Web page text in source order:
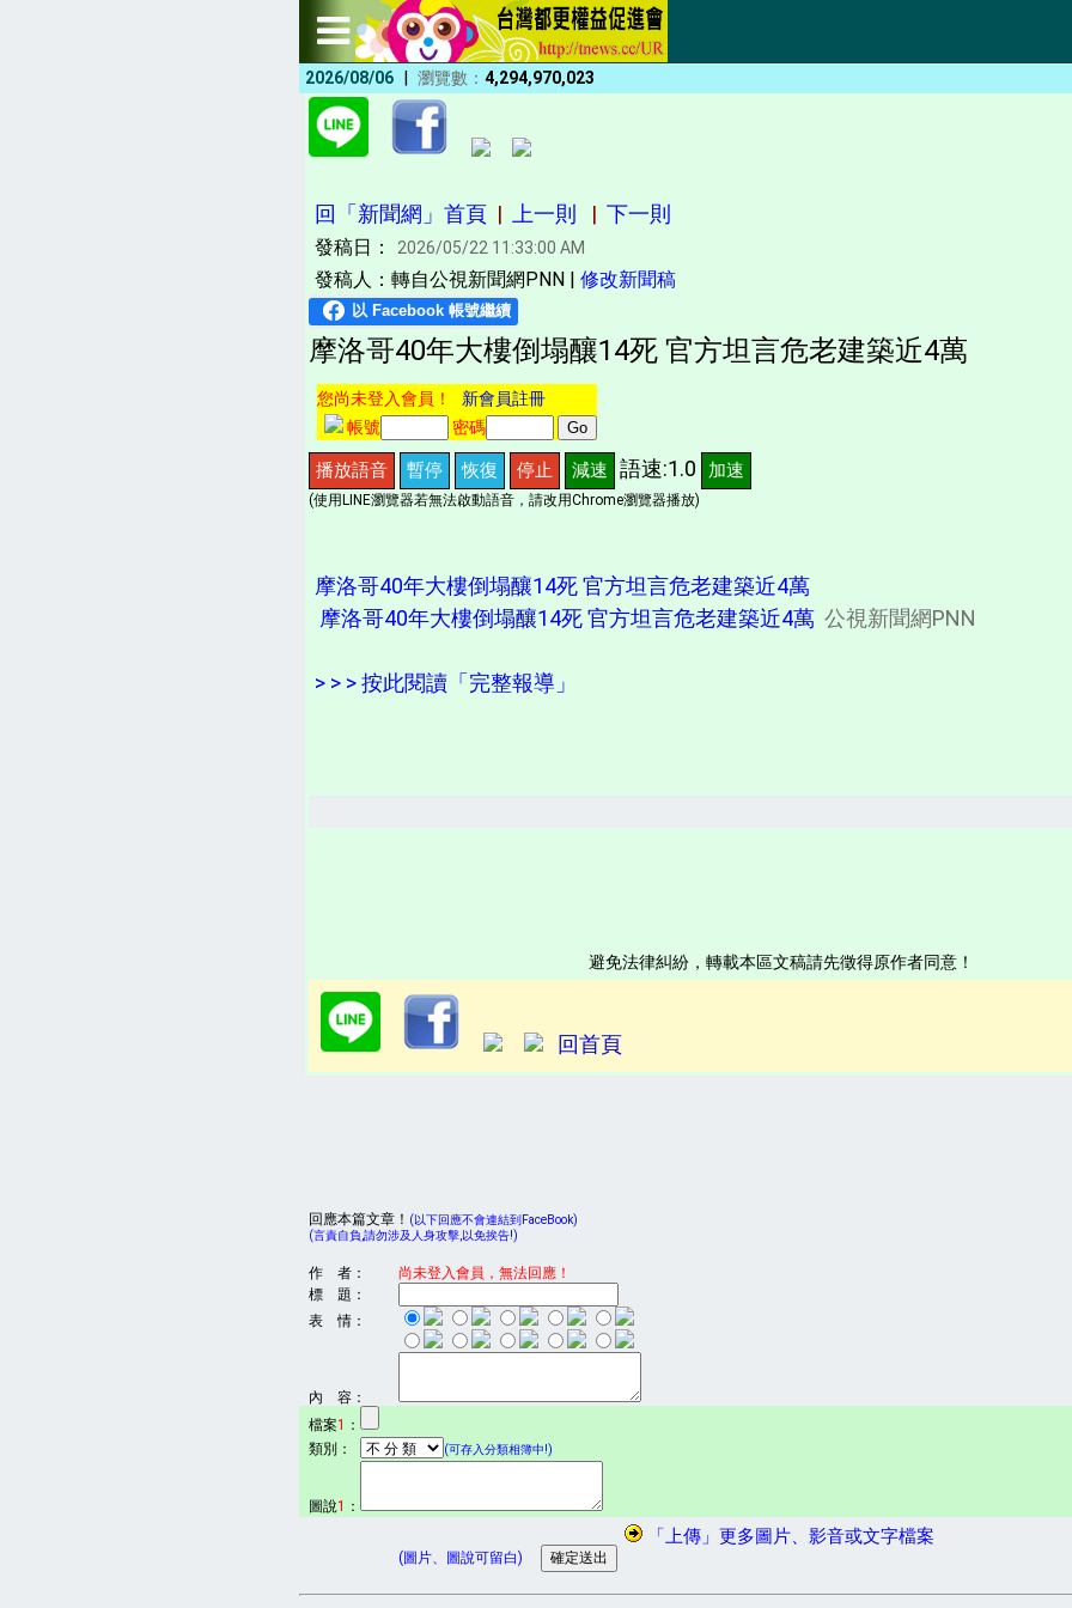
2026/08/06 | 瀏覽數： 4,294,970,023
回「新聞網」首頁 | 上一則 | 下一則
發稿日： 2026/05/22 11:33:00 AM
發稿人：轉自公視新聞網PNN | 修改新聞稿
摩洛哥40年大樓倒塌釀14死 官方坦言危老建築近4萬
您尚未登入會員！ 新會員註冊
帳號
密碼
播放語音 暫停 恢復 停止 減速 語速:1.0 加速
(使用LINE瀏覽器若無法啟動語音，請改用Chrome瀏覽器播放)
摩洛哥40年大樓倒塌釀14死 官方坦言危老建築近4萬
摩洛哥40年大樓倒塌釀14死 官方坦言危老建築近4萬 公視新聞網PNN
> > > 按此閱讀「完整報導」
避免法律糾紛，轉載本區文稿請先徵得原作者同意！
回首頁
回應本篇文章！ (以下回應不會連結到FaceBook)
(言責自負,請勿涉及人身攻擊,以免挨告!)
作 者：
尚未登入會員，無法回應！
標 題：
表 情：
內 容：
檔案1 ：
類別：
(可存入分類相簿中!)
圖說1 ：
「上傳」更多圖片、影音或文字檔案
(圖片、圖說可留白)